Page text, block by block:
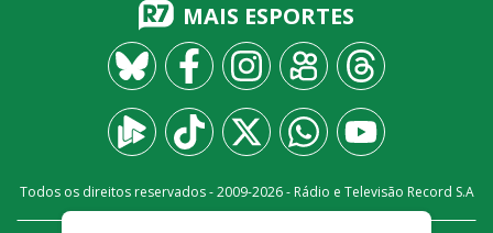
MAIS ESPORTES
Todos os direitos reservados - 2009-2026- Rádio e Televisão Record S.A